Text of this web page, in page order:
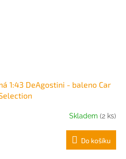
1:43 DeAgostini - baleno Car
Skladem (2 ks)
Do košíku